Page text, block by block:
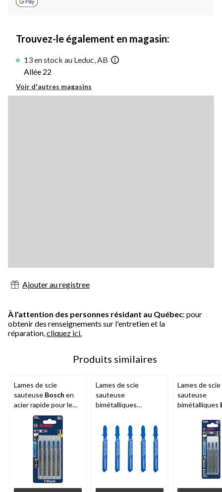
Trouvez-le également en magasin:
13 en stock au Leduc, AB
Allée 22
Voir d'autres magasins
Ajouter au registree
À l'attention des personnes résidant au Québec: pour
obtenir des renseignements sur l'entretien et la
réparation,cliquez ici.
Produits similaires
Lames de scie
sauteuse Bosch en
acier rapide pour le
métal, 2,09 po, paq. 5
Lames de scie
sauteuse
bimétalliques
24 dents par pouce,
pour métal, paq. 5
Lames de scie
sauteuse
bimétalliques
métal, paq. 3